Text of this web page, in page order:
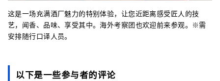
这是一场充满酒厂魅力的特别体验，让您近距离感受匠人的技
艺，闻香、品味、享受其中。海外考察团也欢迎前来参观。※需
安排随行口译人员。
以下是一些参与者的评论